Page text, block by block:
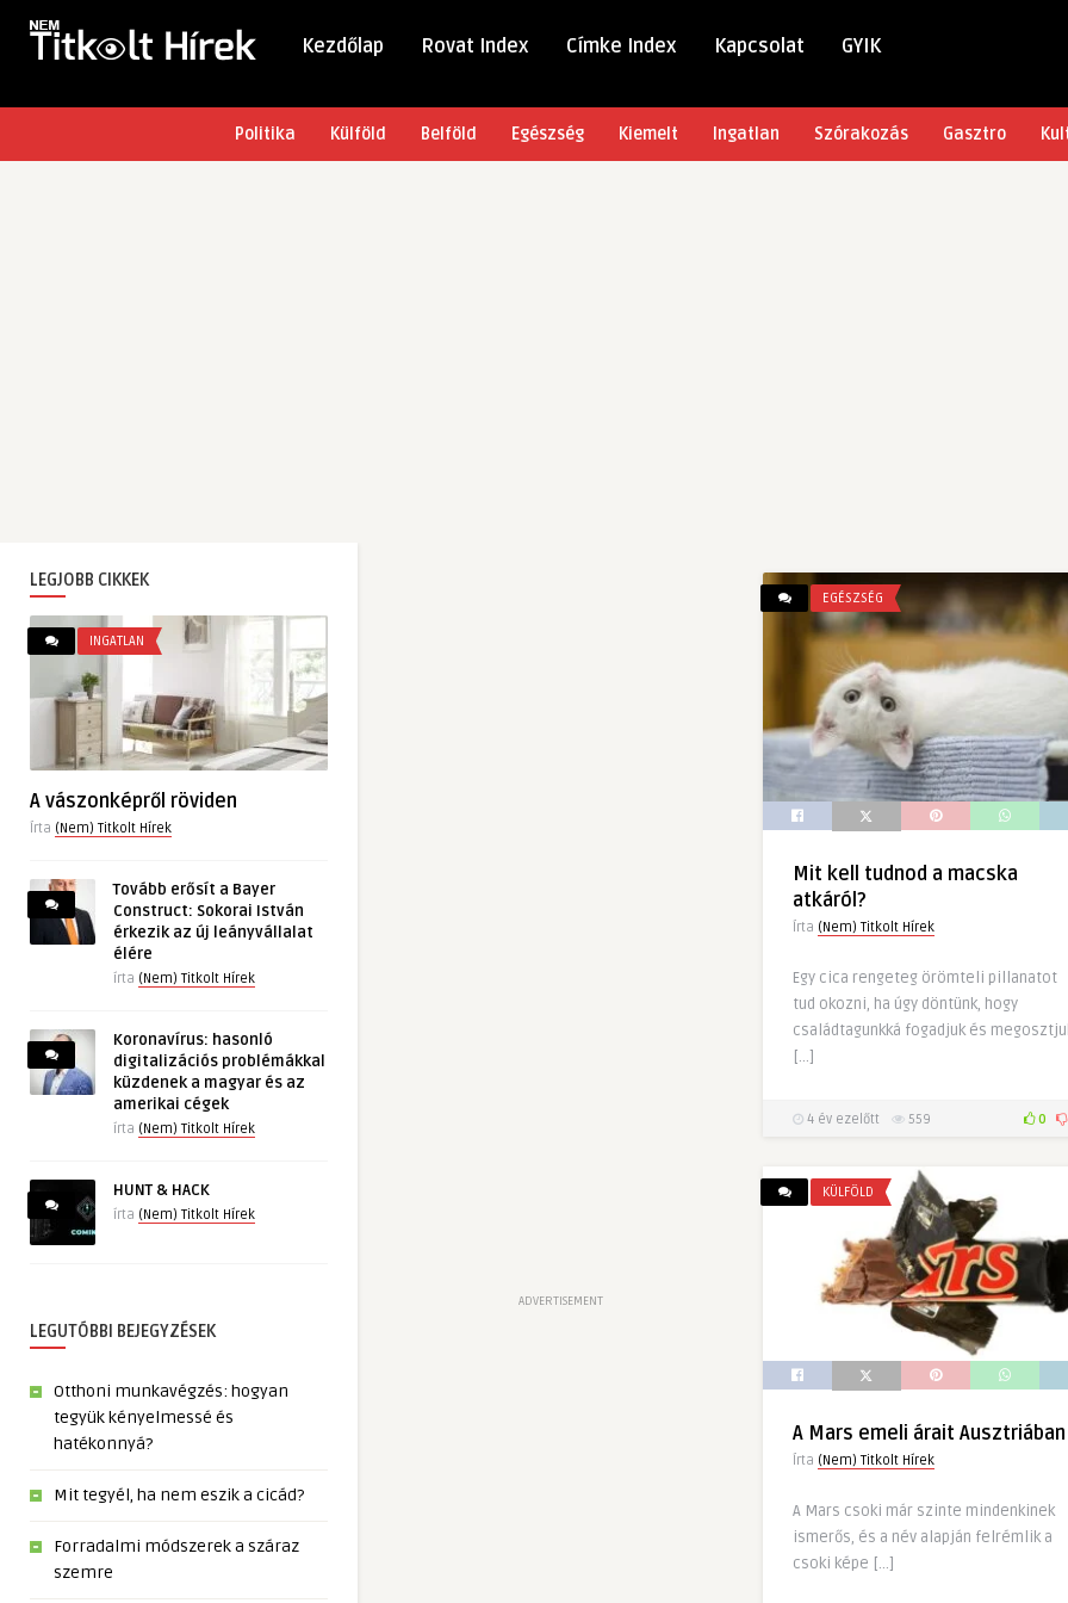
Kezdőlap Rovat Index Címke Index Kapcsolat GYIK
Politika Külföld Belföld Egészség Kiemelt Ingatlan Szórakozás Gasztro
LEGJOBB CIKKEK
INGATLAN
A vászonképről röviden
Írta (Nem) Titkolt Hírek
Tovább erősít a Bayer
Construct: Sokorai István
érkezik az új leányvállalat
élére
írta (Nem) Titkolt Hírek
Koronavírus: hasonló
digitalizációs problémákkal
küzdenek a magyar és az
amerikai cégek
írta (Nem) Titkolt Hírek
HUNT & HACK
írta (Nem) Titkolt Hírek
LEGUTÓBBI BEJEGYZÉSEK
Otthoni munkavégzés: hogyan
tegyük kényelmessé és
hatékonnyá?
Mit tegyél, ha nem eszik a cicád?
Forradalmi módszerek a száraz
szemre
ADVERTISEMENT
EGÉSZSÉG
Mit kell tudnod a macska
atkáról?
Írta (Nem) Titkolt Hírek
Egy cica rengeteg örömteli pillanatot
tud okozni, ha úgy döntünk, hogy
családtagunkká fogadjuk és
[…]
4 év ezelőtt 559 0
KÜLFÖLD
A Mars emeli árait Ausztriában
Írta (Nem) Titkolt Hírek
A Mars csoki már szinte mindenkinek
ismerős, és a név alapján felrémlik a
csoki képe […]